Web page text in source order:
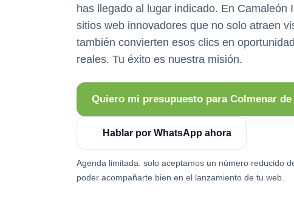
has llegado al lugar indicado. En Camaleón
sitios web innovadores que no solo atraen
también convierten esos clics en
reales. Tu éxito es nuestra misión.
Quiero mi presupuesto para Colmenar
Hablar por WhatsApp ahora
Agenda limitada: solo aceptamos un número reducido
poder acompañarte bien en el lanzamiento de tu web.